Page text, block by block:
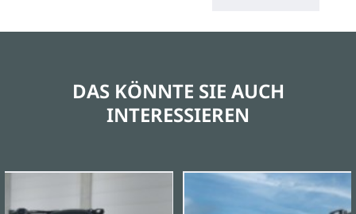
DAS KÖNNTE SIE AUCH
INTERESSIEREN